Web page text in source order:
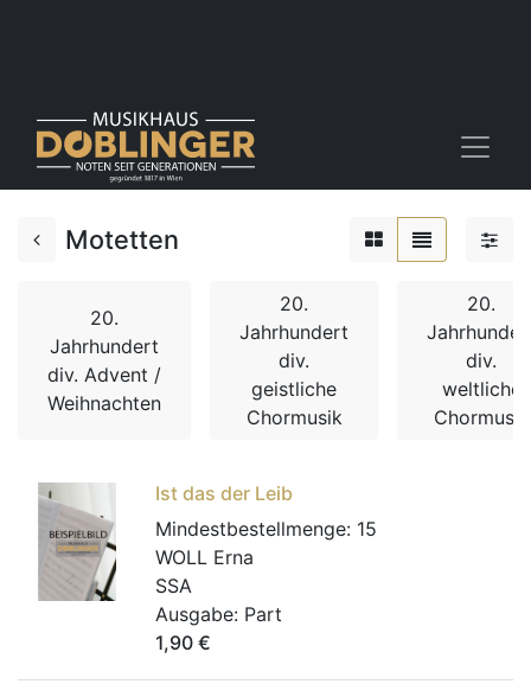
Motetten
20.
Jahrhundert
div. Advent /
Weihnachten
20.
Jahrhundert
div.
geistliche
Chormusik
20.
div.
weltliche
Chormusik
Ist das der Leib
Mindestbestellmenge: 15
WOLL Erna
SSA
Ausgabe: Part
1,90 €